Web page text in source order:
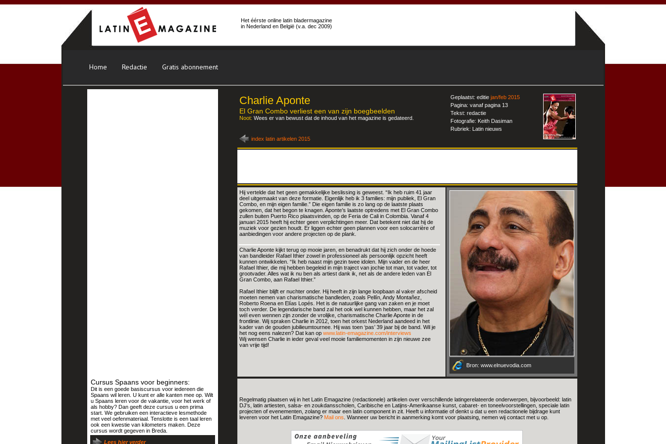
Het éérste online latin bladermagazine
in Nederland en België (v.a. dec 2009)
Home Redactie Gratis abonnement
Cursus Spaans voor beginners:
Dit is een goede basiscursus voor iedereen die
Spaans wil leren. U kunt er alle kanten mee op. Wilt
u Spaans leren voor de vakantie, voor het werk of
als hobby? Dan geeft deze cursus u een prima
start. We gebruiken een interactieve lesmethode
met veel oefenmateriaal. Tenslotte is een taal leren
ook een kwestie van kilometers maken. Deze
cursus wordt gegeven in Breda.
Lees hier verder
Charlie Aponte
El Gran Combo verliest een van zijn boegbeelden
Noot: Wees er van bewust dat de inhoud van het magazine is gedateerd.
index latin artikelen 2015
Geplaatst: editie jan/feb 2015
Pagina: vanaf pagina 13
Tekst: redactie
Fotografie: Keith Dasiman
Rubriek: Latin nieuws
Hij vertelde dat het geen gemakkelijke beslissing is geweest. “Ik heb ruim 41 jaar
deel uitgemaakt van deze formatie. Eigenlijk heb ik 3 families: mijn publiek, El Gran
Combo, en mijn eigen familie.” Die eigen familie is zo lang op de laatste plaats
gekomen, dat het begon te knagen. Aponte’s laatste optredens met El Gran Combo
zullen buiten Puerto Rico plaatsvinden, op de Feria de Cali in Colombia. Vanaf 4
januari 2015 heeft hij echter geen verplichtingen meer. Dat betekent niet dat hij de
muziek voor gezien houdt. Er liggen echter geen plannen voor een solocarrière of
aanbiedingen voor andere projecten op de plank.
Charlie Aponte kijkt terug op mooie jaren, en benadrukt dat hij zich onder de hoede
van bandleider Rafael Ithier zowel in professioneel als persoonlijk opzicht heeft
kunnen ontwikkelen. “Ik heb naast mijn gezin twee idolen. Mijn vader en de heer
Rafael Ithier, die mij hebben begeleid in mijn traject van jochie tot man, tot vader, tot
grootvader. Alles wat ik nu ben als artiest dank ik, net als de andere leden van El
Gran Combo, aan Rafael Ithier.”
Rafael Ithier blijft er nuchter onder. Hij heeft in zijn lange loopbaan al vaker afscheid
moeten nemen van charismatische bandleden, zoals Pellín, Andy Montañez,
Roberto Roena en Elías Lopés. Het is de natuurlijke gang van zaken en je moet
toch verder. De legendarische band zal het ook wel kunnen hebben, maar het zal
wél even wennen zijn zonder de vrolijke, charismatische Charlie Aponte in de
frontlinie. Wij spraken Charlie in 2012, toen het orkest Nederland aandeed in het
kader van de gouden jubilieumtournee. Hij was toen ‘pas’ 39 jaar bij de band. Wil je
het nog eens nalezen? Dat kan op www.latin-emagazine.com/interviews
Wij wensen Charlie in ieder geval veel mooie familiemomenten in zijn nieuwe zee
van vrije tijd!
Bron: www.elnuevodia.com
Regelmatig plaatsen wij in het Latin Emagazine (redactionele) artikelen over verschillende latingerelateerde onderwerpen, bijvoorbeeld: latin
DJ's, latin artiesten, salsa- en zoukdansscholen, Caribische en Latijns-Amerikaanse kunst, cabaret- en toneelvoorstellingen, speciale latin
projecten of evenementen, zolang er maar een latin component in zit. Heeft u informatie of denkt u dat u een redactionele bijdrage kunt
leveren voor het Latin Emagazine? Mail ons . Wanneer uw bericht in aanmerking komt voor plaatsing, nemen wij contact met u op.